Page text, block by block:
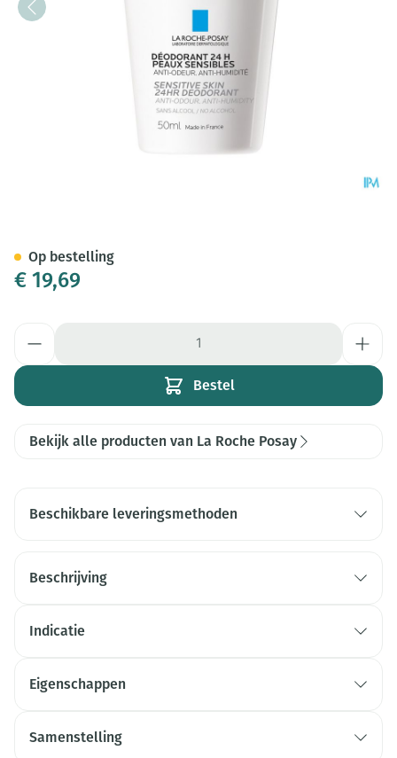
€ 19,69
Bestel
Op bestelling
Bekijk alle producten van La Roche Posay
Beschikbare leveringsmethoden
Beschrijving
Indicatie
Eigenschappen
Samenstelling